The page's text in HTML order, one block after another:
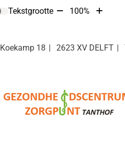
Tekstgrootte Tekst
10%
100%
Tekst
10%
Koekamp 18 2623 XV DELFT